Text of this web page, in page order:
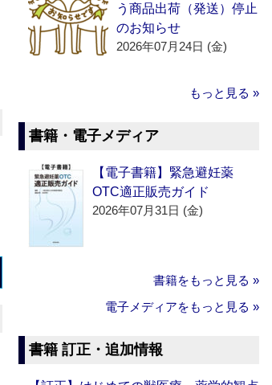
う商品出荷（発送）停止
のお知らせ
2026年07月24日 (金)
もっと見る »
書籍・電子メディア
【電子書籍】緊急避妊薬
OTC適正販売ガイド
2026年07月31日 (金)
書籍をもっと見る »
電子メディアをもっと見る »
書籍 訂正・追加情報